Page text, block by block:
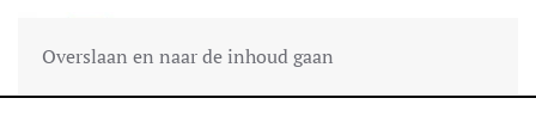
Overslaan en naar de inhoud gaan